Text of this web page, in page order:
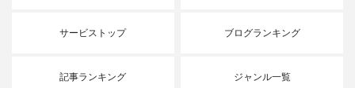
サービストップ ブログランキング
記事ランキング ジャンル一覧